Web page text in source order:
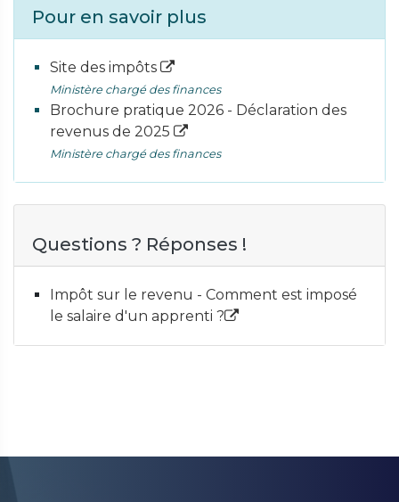
Pour en savoir plus
Site des impôts
Ministère chargé des finances
Brochure pratique 2026 - Déclaration des
revenus de 2025
Ministère chargé des finances
Questions ? Réponses !
Impôt sur le revenu - Comment est imposé
le salaire d'un apprenti ?